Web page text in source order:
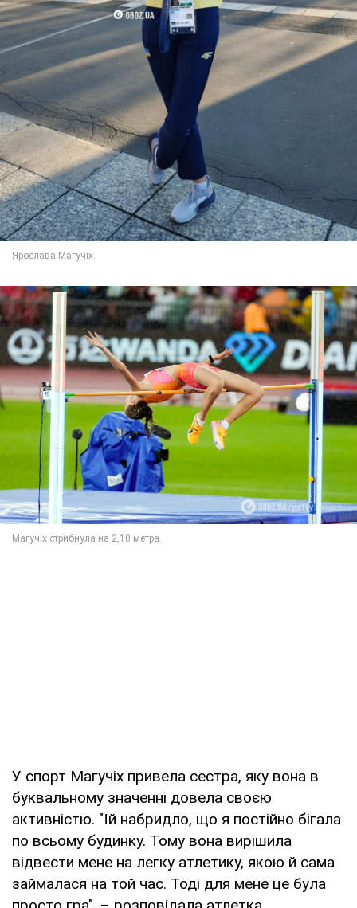
У спорт Магучіх привела сестра, яку вона в
буквальному значенні довела своєю
активністю. "Їй набридло, що я постійно бігала
по всьому будинку. Тому вона вирішила
відвести мене на легку атлетику, якою й сама
займалася на той час. Тоді для мене це була